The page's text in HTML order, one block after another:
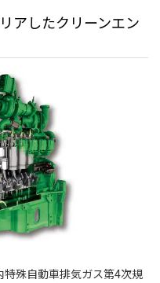
アしたクリーンエン
殊自動車排気ガス第4次規